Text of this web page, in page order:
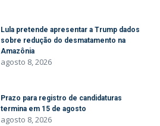
Lula pretende apresentar a Trump dados
sobre redução do desmatamento na
Amazônia
agosto 8, 2026
Prazo para registro de candidaturas
termina em 15 de agosto
agosto 8, 2026